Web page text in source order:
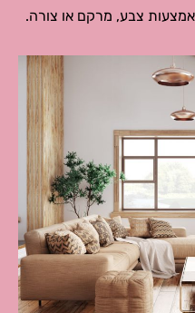
צבע, מרקם או צורה.